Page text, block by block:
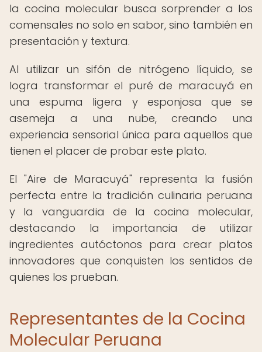
la cocina molecular busca sorprender a los
comensales no solo en sabor, sino también en
presentación y textura.
Al utilizar un sifón de nitrógeno líquido, se
logra transformar el puré de maracuyá en
una espuma ligera y esponjosa que se
asemeja a una nube, creando una
experiencia sensorial única para aquellos que
tienen el placer de probar este plato.
El "Aire de Maracuyá" representa la fusión
perfecta entre la tradición culinaria peruana
y la vanguardia de la cocina molecular,
destacando la importancia de utilizar
ingredientes autóctonos para crear platos
innovadores que conquisten los sentidos de
quienes los prueban.
Representantes de la Cocina
Molecular Peruana